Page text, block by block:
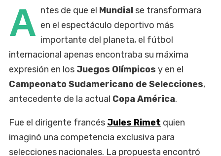
A ntes de que el Mundial se transformara
en el espectáculo deportivo más
importante del planeta, el fútbol
internacional apenas encontraba su máxima
expresión en los Juegos Olímpicos y en el
Campeonato Sudamericano de Selecciones,
antecedente de la actual Copa América.
Fue el dirigente francés Jules Rimet quien
imaginó una competencia exclusiva para
selecciones nacionales. La propuesta encontró